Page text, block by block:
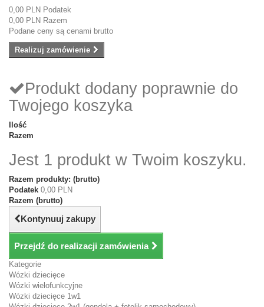
0,00 PLN Podatek
0,00 PLN Razem
Podane ceny są cenami brutto
Realizuj zamówienie
Produkt dodany poprawnie do
Twojego koszyka
Ilość
Razem
Jest 1 produkt w Twoim koszyku.
Razem produkty: (brutto)
Podatek 0,00 PLN
Razem (brutto)
Kontynuuj zakupy
Przejdź do realizacji zamówienia
Kategorie
Wózki dziecięce
Wózki wielofunkcyjne
Wózki dziecięce 1w1